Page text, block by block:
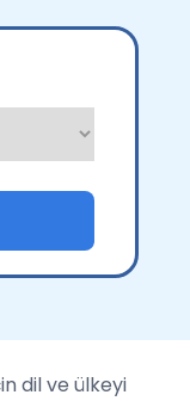
dil ve ülkeyi